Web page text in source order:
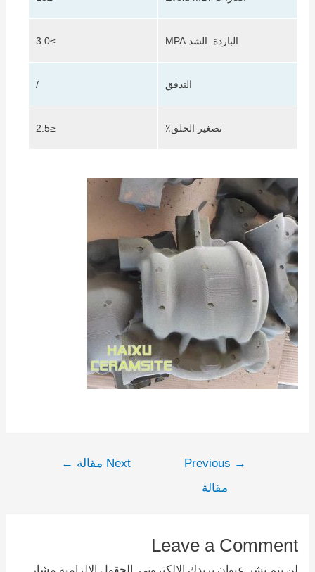
الباردة. الشد MPA
التدفق
تصغير الحلق٪
Previous
مقالة
Next مقالة ←
Leave a Comment